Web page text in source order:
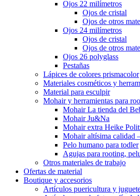
Ojos 22 milímetros
Ojos de cristal
Ojos de otros
Ojos 24 milímetros
Ojos de cristal
Ojos de otros
Ojos 26 polyglass
Pestañas
Lápices de colores prismacolor
Materiales cosméticos y
Material para esculpir
Mohair y herramientas para
Mohair La tienda del
Mohair Ju&Na
Mohair extra Heike
Mohair altísima calidad
Pelo humano para todler
Agujas para rooting,
Otros materiales de trabajo
Ofertas de material
Boutique y accesorios
Artículos puericultura y